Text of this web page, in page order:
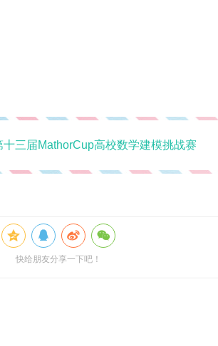
十三届MathorCup高校数学建模挑战赛
快给朋友分享一下吧！